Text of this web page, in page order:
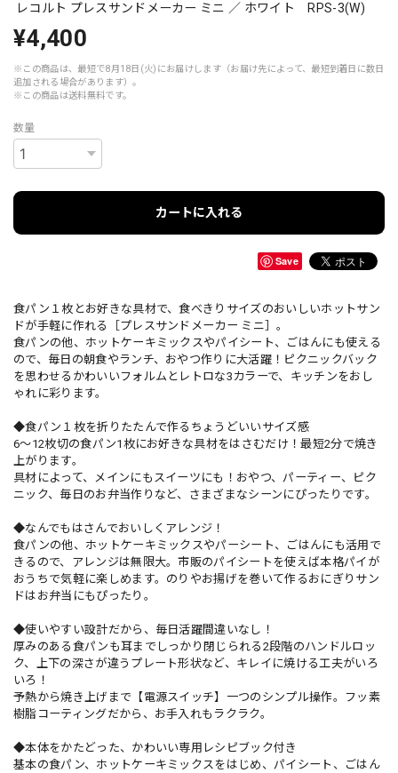
レコルト プレスサンドメーカー ミニ ／ ホワイト RPS-3(W)
¥4,400
※この商品は、最短で8月18日(火)にお届けします（お届け先によって、最短到着日に数日
追加される場合があります）。
※この商品は送料無料です。
数量
カートに入れる
Save
食パン１枚とお好きな具材で、食べきりサイズのおいしいホットサン
ドが手軽に作れる［プレスサンドメーカー ミニ］。
食パンの他、ホットケーキミックスやパイシート、ごはんにも使える
ので、毎日の朝食やランチ、おやつ作りに大活躍！ピクニックバック
を思わせるかわいいフォルムとレトロな3カラーで、キッチンをおし
ゃれに彩ります。
◆食パン１枚を折りたたんで作るちょうどいいサイズ感
6～12枚切の食パン1枚にお好きな具材をはさむだけ！最短2分で焼き
上がります。
具材によって、メインにもスイーツにも！おやつ、パーティー、ピク
ニック、毎日のお弁当作りなど、さまざまなシーンにぴったりです。
◆なんでもはさんでおいしくアレンジ！
食パンの他、ホットケーキミックスやパーシート、ごはんにも活用で
きるので、アレンジは無限大。市販のパイシートを使えば本格パイが
おうちで気軽に楽しめます。のりやお揚げを巻いて作るおにぎりサン
ドはお弁当にもぴったり。
◆使いやすい設計だから、毎日活躍間違いなし！
厚みのある食パンも耳までしっかり閉じられる2段階のハンドルロッ
ク、上下の深さが違うプレート形状など、キレイに焼ける工夫がいろ
いろ！
予熱から焼き上げまで【電源スイッチ】一つのシンプル操作。フッ素
樹脂コーティングだから、お手入れもラクラク。
◆本体をかたどった、かわいい専用レシピブック付き
基本の食パン、ホットケーキミックスをはじめ、パイシート、ごはん